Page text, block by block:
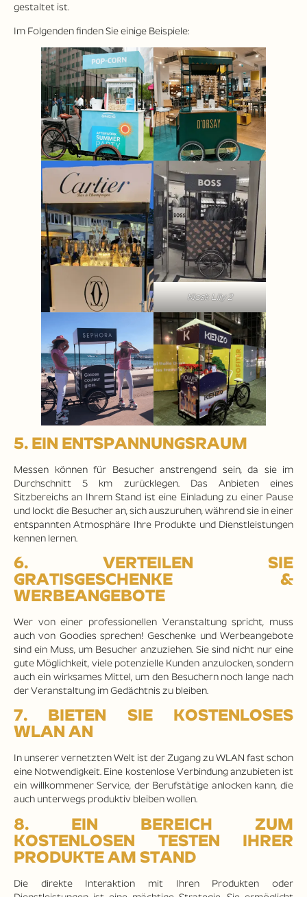
gestaltet ist.
Im Folgenden finden Sie einige Beispiele:
Kiosk Lily 2
5. EIN ENTSPANNUNGSRAUM
Messen können für Besucher anstrengend sein, da sie im
Durchschnitt 5 km zurücklegen. Das Anbieten eines
Sitzbereichs an Ihrem Stand ist eine Einladung zu einer Pause
und lockt die Besucher an, sich auszuruhen, während sie in einer
entspannten Atmosphäre Ihre Produkte und Dienstleistungen
kennen lernen.
6. VERTEILEN SIE
GRATISGESCHENKE &
WERBEANGEBOTE
Wer von einer professionellen Veranstaltung spricht, muss
auch von Goodies sprechen! Geschenke und Werbeangebote
sind ein Muss, um Besucher anzuziehen. Sie sind nicht nur eine
gute Möglichkeit, viele potenzielle Kunden anzulocken, sondern
auch ein wirksames Mittel, um den Besuchern noch lange nach
der Veranstaltung im Gedächtnis zu bleiben.
7. BIETEN SIE KOSTENLOSES
WLAN AN
In unserer vernetzten Welt ist der Zugang zu WLAN fast schon
eine Notwendigkeit. Eine kostenlose Verbindung anzubieten ist
ein willkommener Service, der Berufstätige anlocken kann, die
auch unterwegs produktiv bleiben wollen.
8. EIN BEREICH ZUM
KOSTENLOSEN TESTEN IHRER
PRODUKTE AM STAND
Die direkte Interaktion mit Ihren Produkten oder